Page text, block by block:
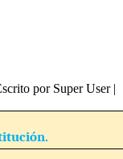
por Super User|